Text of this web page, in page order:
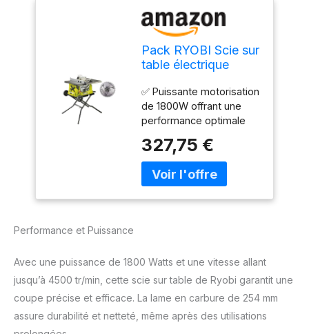
Pack RYOBI Scie sur
table électrique
1800W - 254mm -
piètement
rétractable - roues -
extension - lame
carbure -
SB254T48A1
✅ Puissante motorisation
de 1800W offrant une
performance optimale
précises et rapides,
idéale pour les projets
de bricolage et les
permettant de travailler
efficacement sur divers
types de bois et
rétractable et roues
327,75 €
Performance et Puissance
Avec une puissance de 1800 Watts et une vitesse allant
jusqu’à 4500 tr/min, cette scie sur table de Ryobi garantit une
coupe précise et efficace. La lame en carbure de 254 mm
assure durabilité et netteté, même après des utilisations